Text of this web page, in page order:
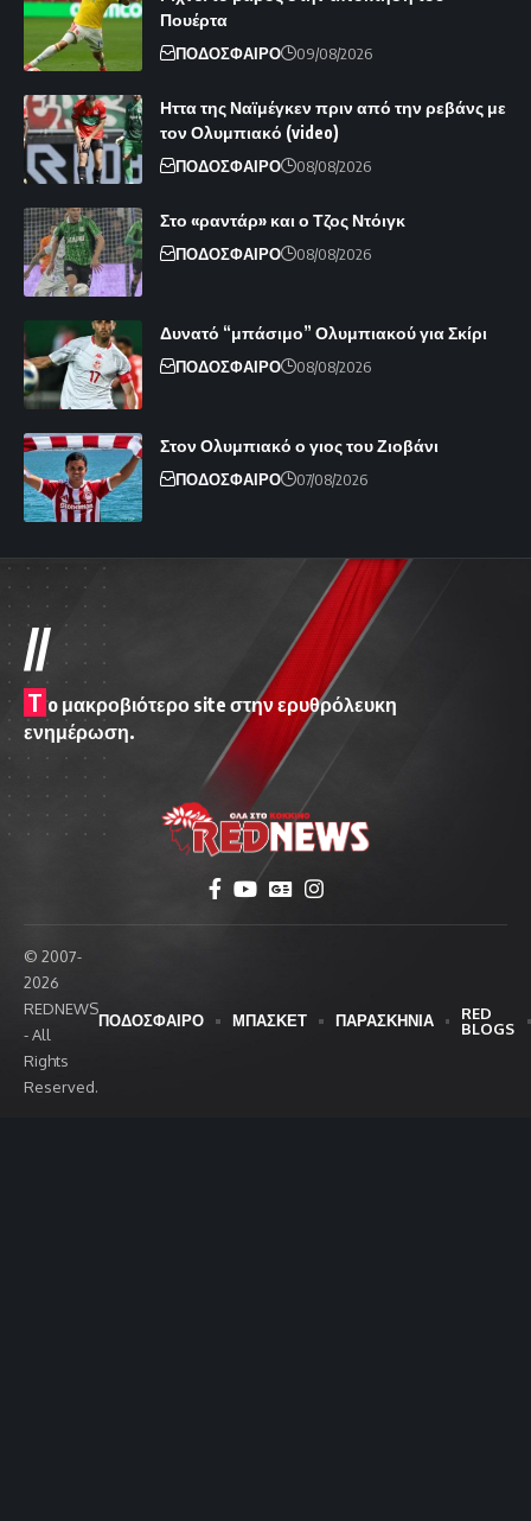
Πουέρτα
ΠΟΔΟΣΦΑΙΡΟ 09/08/2026
Ηττα της Ναϊμέγκεν πριν από την ρεβάνς με
τον Ολυμπιακό (video)
ΠΟΔΟΣΦΑΙΡΟ 08/08/2026
Στο «ραντάρ» και ο Τζος Ντόιγκ
ΠΟΔΟΣΦΑΙΡΟ 08/08/2026
Δυνατό “μπάσιμο” Ολυμπιακού για Σκίρι
ΠΟΔΟΣΦΑΙΡΟ 08/08/2026
Στον Ολυμπιακό ο γιος του Ζιοβάνι
ΠΟΔΟΣΦΑΙΡΟ 07/08/2026
//
T o μακροβιότερο site στην ερυθρόλευκη
ενημέρωση.
© 2007-
2026
REDNEWS
- All
Rights
Reserved.
ΠΟΔΟΣΦΑΙΡΟ ΜΠΑΣΚΕΤ ΠΑΡΑΣΚΗΝΙΑ
RED
BLOGS